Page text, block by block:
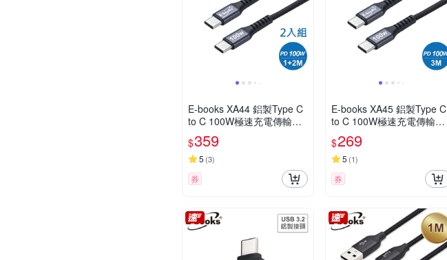
E-books XA44 鋁製Type C
to C 100W極速充電傳輸線-
1M+2M
$359
5 (3)
券
E-books XA45 鋁製Type C
to C 100W極速充電傳輸線-
3M
$269
5 (1)
券